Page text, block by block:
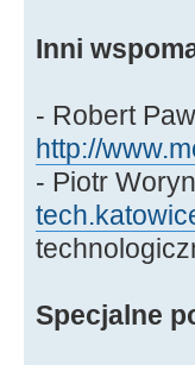
Inni
- Robert
http://
- Piotr
Specjalne